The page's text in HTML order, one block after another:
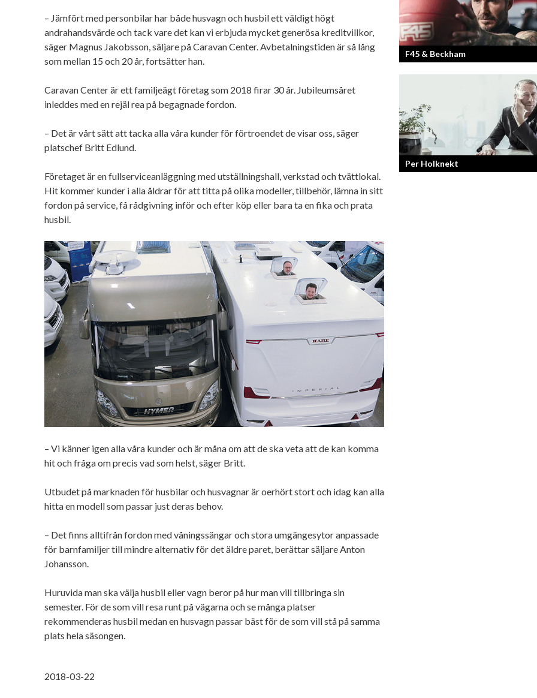
– Jämfört med personbilar har både husvagn och husbil ett väldigt högt
andrahandsvärde och tack vare det kan vi erbjuda mycket generösa kreditvillkor,
säger Magnus Jakobsson, säljare på Caravan Center. Avbetalningstiden är så lång
som mellan 15 och 20 år, fortsätter han.
Caravan Center är ett familjeägt företag som 2018 firar 30 år. Jubileumsåret
inleddes med en rejäl rea på begagnade fordon.
– Det är vårt sätt att tacka alla våra kunder för förtroendet de visar oss, säger
platschef Britt Edlund.
Företaget är en fullserviceanläggning med utställningshall, verkstad och tvättlokal.
Hit kommer kunder i alla åldrar för att titta på olika modeller, tillbehör, lämna in sitt
fordon på service, få rådgivning inför och efter köp eller bara ta en fika och prata
husbil.
– Vi känner igen alla våra kunder och är måna om att de ska veta att de kan komma
hit och fråga om precis vad som helst, säger Britt.
Utbudet på marknaden för husbilar och husvagnar är oerhört stort och idag kan alla
hitta en modell som passar just deras behov.
– Det finns alltifrån fordon med våningssängar och stora umgängesytor anpassade
för barnfamiljer till mindre alternativ för det äldre paret, berättar säljare Anton
Johansson.
Huruvida man ska välja husbil eller vagn beror på hur man vill tillbringa sin
semester. För de som vill resa runt på vägarna och se många platser
rekommenderas husbil medan en husvagn passar bäst för de som vill stå på samma
plats hela säsongen.
2018-03-22
F45 & Beckham
F45 Training med partners som
Mark Wahlberg och David Beckham i
har nått stora framgångar med sina
träningsstudios...
Per Holknekt